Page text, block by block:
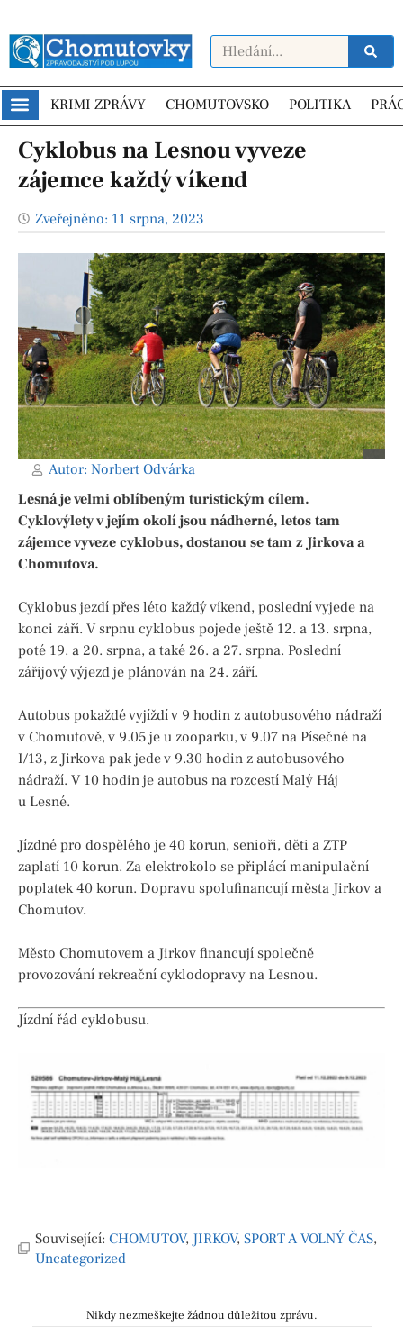
KRIMI ZPRÁVY CHOMUTOVSKO POLITIKA
Cyklobus na Lesnou vyveze
zájemce každý víkend
Zveřejněno: 11 srpna, 2023
Autor: Norbert Odvárka
Lesná je velmi oblíbeným turistickým cílem.
Cyklovýlety v jejím okolí jsou nádherné, letos tam
zájemce vyveze cyklobus, dostanou se tam z Jirkova a
Chomutova.
Cyklobus jezdí přes léto každý víkend, poslední vyjede na
konci září. V srpnu cyklobus pojede ještě 12. a 13. srpna,
poté 19. a 20. srpna, a také 26. a 27. srpna. Poslední
zářijový výjezd je plánován na 24. září.
Autobus pokaždé vyjíždí v 9 hodin z autobusového nádraží
v Chomutově, v 9.05 je u zooparku, v 9.07 na Písečné na
I/13, z Jirkova pak jede v 9.30 hodin z autobusového
nádraží. V 10 hodin je autobus na rozcestí Malý Háj
u Lesné.
Jízdné pro dospělého je 40 korun, senioři, děti a ZTP
zaplatí 10 korun. Za elektrokolo se připlácí manipulační
poplatek 40 korun. Dopravu spolufinancují města Jirkov a
Chomutov.
Město Chomutovem a Jirkov financují společně
provozování rekreační cyklodopravy na Lesnou.
Jízdní řád cyklobusu.
Související: CHOMUTOV, JIRKOV, SPORT A VOLNÝ ČAS,
Uncategorized
Nikdy nezmeškejte žádnou důležitou zprávu.